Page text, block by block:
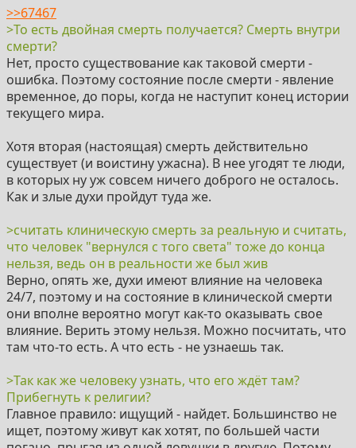
https://www.youtube.com/watch?v=k-2Eg3BZ_DM
https://www.youtube.com/watch?v=e74_MlZ0VLs
https://www.youtube.com/watch?v=9CyNUc5CROI
https://www.youtube.com/watch?v=ksouFt-IaRo
https://www.youtube.com/watch?v=eXFJIqBmhbQ
https://www.youtube.com/watch?v=9HvdCBFMUCg
>>67467
>То есть двойная смерть получается? Смерть внутри
смерти?
Нет, просто существование как таковой смерти -
ошибка. Поэтому состояние после смерти - явление
временное, до поры, когда не наступит конец истории
текущего мира.
Хотя вторая (настоящая) смерть действительно
существует (и воистину ужасна). В нее угодят те люди,
в которых ну уж совсем ничего доброго не осталось.
Как и злые духи пройдут туда же.
>считать клиническую смерть за реальную и считать,
что человек "вернулся с того света" тоже до конца
нельзя, ведь он в реальности же был жив
Верно, опять же, духи имеют влияние на человека
24/7, поэтому и на состояние в клинической смерти
они вполне вероятно могут как-то оказывать свое
влияние. Верить этому нельзя. Можно посчитать, что
там что-то есть. А что есть - не узнаешь так.
>Так как же человеку узнать, что его ждёт там?
Прибегнуть к религии?
Главное правило: ищущий - найдет. Большинство не
ищет, поэтому живут как хотят, по большей части